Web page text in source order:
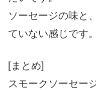
ソーセージの味と
ていない感じです。
[まとめ]
スモークソーセー